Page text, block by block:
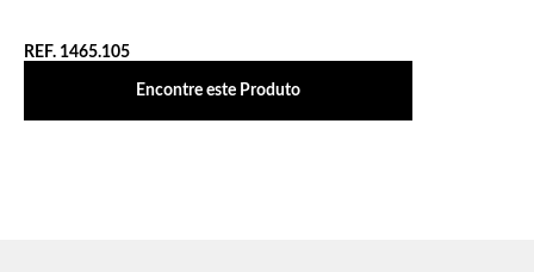
REF. 1465.105
Encontre este Produto